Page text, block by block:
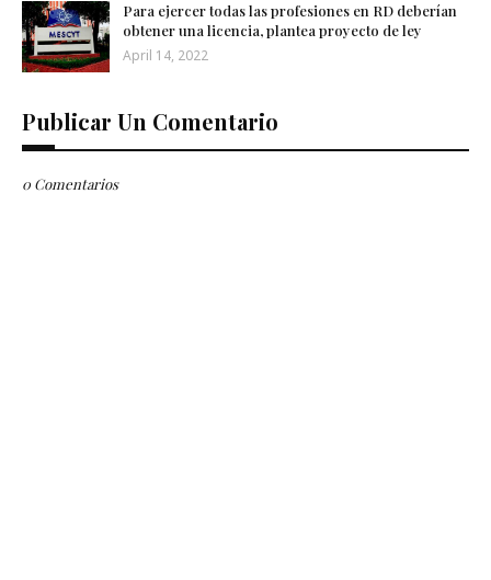
Para ejercer todas las profesiones en RD deberían
obtener una licencia, plantea proyecto de ley
April 14, 2022
Publicar Un Comentario
0 Comentarios